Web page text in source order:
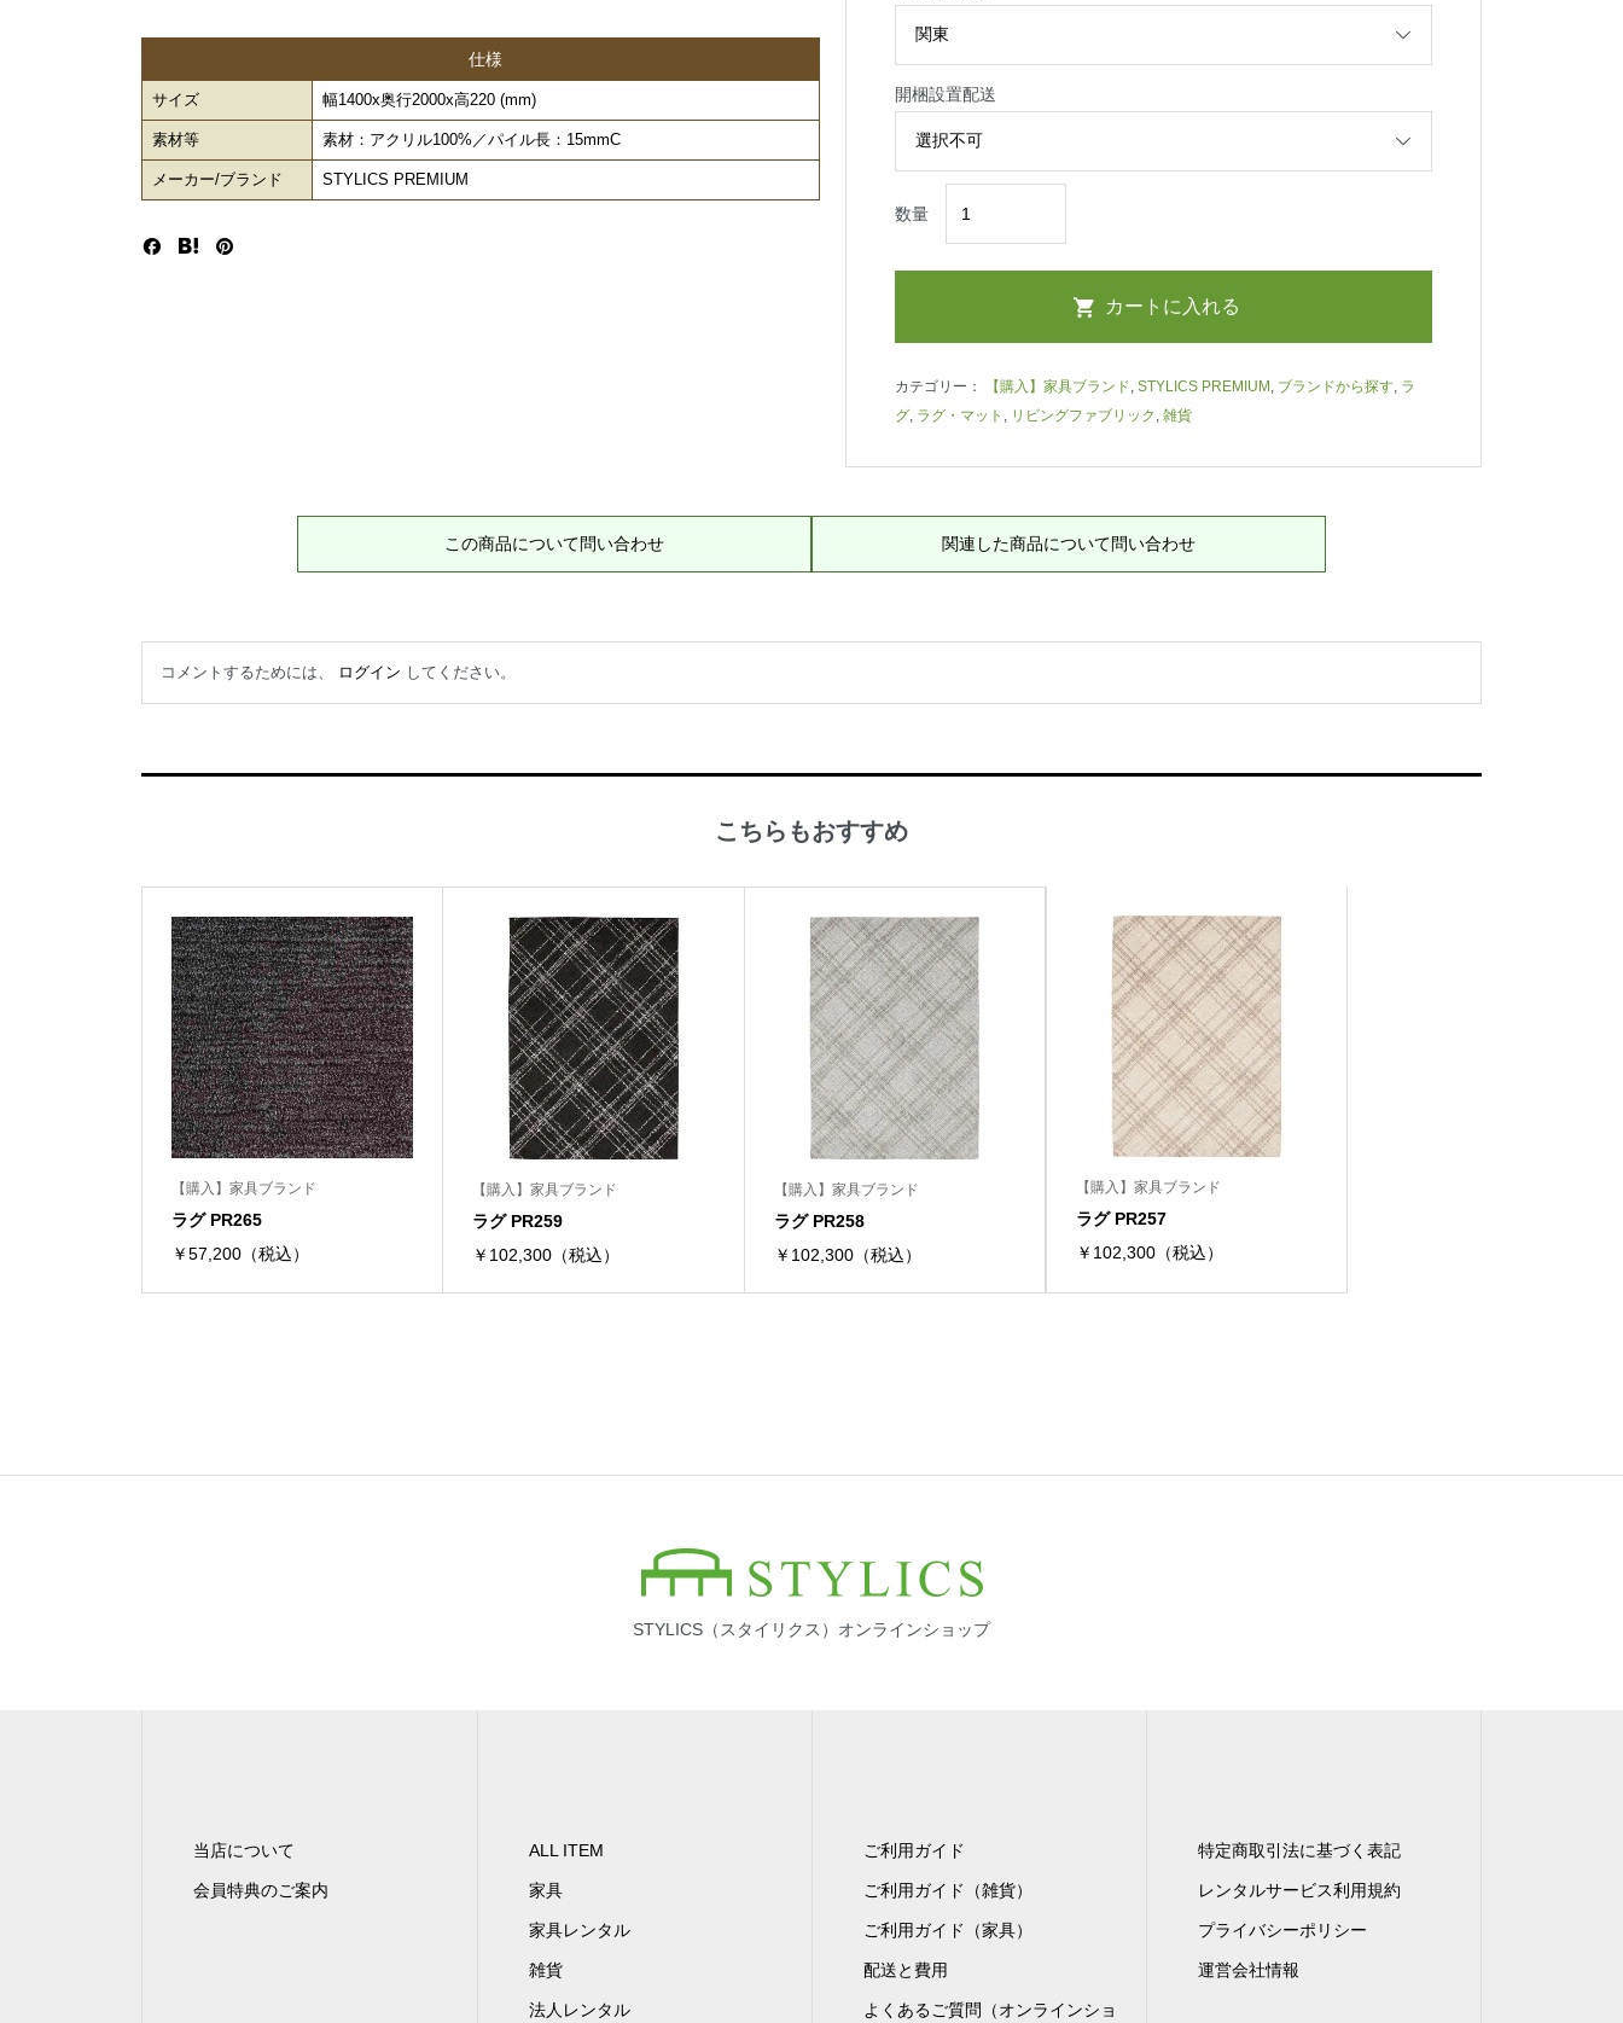
仕様
サイズ 幅1400x奥行2000x高220 (mm)
素材等 素材：アクリル100%／パイル長：15mmC
メーカー/ブランド STYLICS PREMIUM
開梱設置配送
数量
カテゴリー： 【購入】家具ブランド, STYLICS PREMIUM , ブランドから探す, ラ
グ, ラグ・マット , リビングファブリック , 雑貨
この商品について問い合わせ 関連した商品について問い合わせ
コメントするためには、 ログイン してください。
こちらもおすすめ
【購入】家具ブランド
ラグ PR265
￥57,200（税込）
【購入】家具ブランド
ラグ PR259
￥102,300（税込）
【購入】家具ブランド
ラグ PR258
￥102,300（税込）
【購入】家具ブランド
ラグ PR257
￥102,300（税込）
STYLICS（スタイリクス）オンラインショップ
当店について
会員特典のご案内
ALL ITEM
家具
家具レンタル
雑貨
法人レンタル
ご利用ガイド
ご利用ガイド（雑貨）
ご利用ガイド（家具）
配送と費用
よくあるご質問（オンラインショ
特定商取引法に基づく表記
レンタルサービス利用規約
プライバシーポリシー
運営会社情報